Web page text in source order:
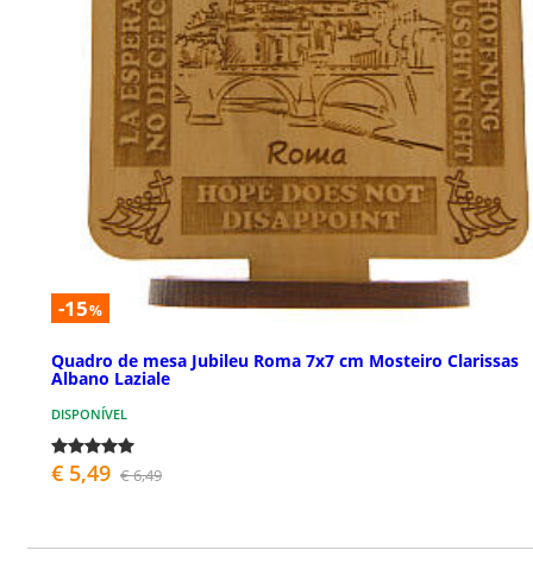
-15%
Quadro de mesa Jubileu Roma 7x7 cm Mosteiro Clarissas
Albano Laziale
DISPONÍVEL
€ 5,49 € 6,49